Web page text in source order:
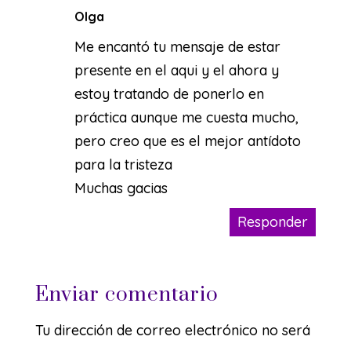
Olga
Me encantó tu mensaje de estar
presente en el aqui y el ahora y
estoy tratando de ponerlo en
práctica aunque me cuesta mucho,
pero creo que es el mejor antídoto
para la tristeza
Muchas gacias
Responder
Enviar comentario
Tu dirección de correo electrónico no será